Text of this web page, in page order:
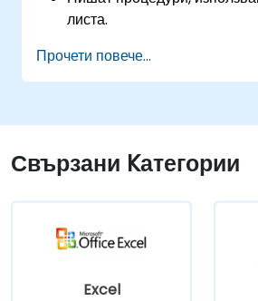
листа.
Обработват събитие
лист, обновяване на клетка
Създават формуляр.
Прочети повече...
Свързани Kатегории
Excel